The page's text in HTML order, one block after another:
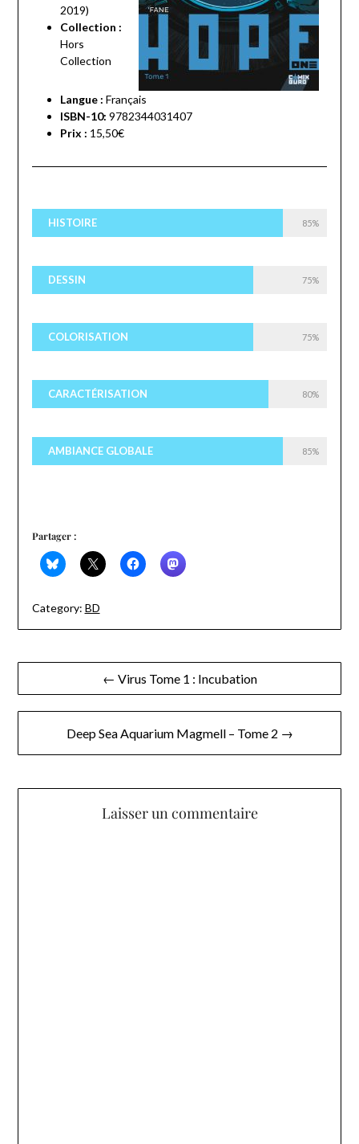
2019)
Collection :
Hors
Collection
Langue : Français
ISBN-10: 9782344031407
Prix : 15,50€
HISTOIRE 85%
DESSIN 75%
COLORISATION 75%
CARACTÉRISATION 80%
AMBIANCE GLOBALE 85%
Partager :
Category: BD
Navigation
de
l’article
← Virus Tome 1 : Incubation
Deep Sea Aquarium Magmell – Tome 2 →
Laisser un commentaire